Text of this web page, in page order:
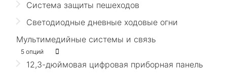
Система защиты пешеходов
Светодиодные дневные ходовые огни
Мультимедийные системы и связь
5 опций
12,3-дюймовая цифровая приборная панель